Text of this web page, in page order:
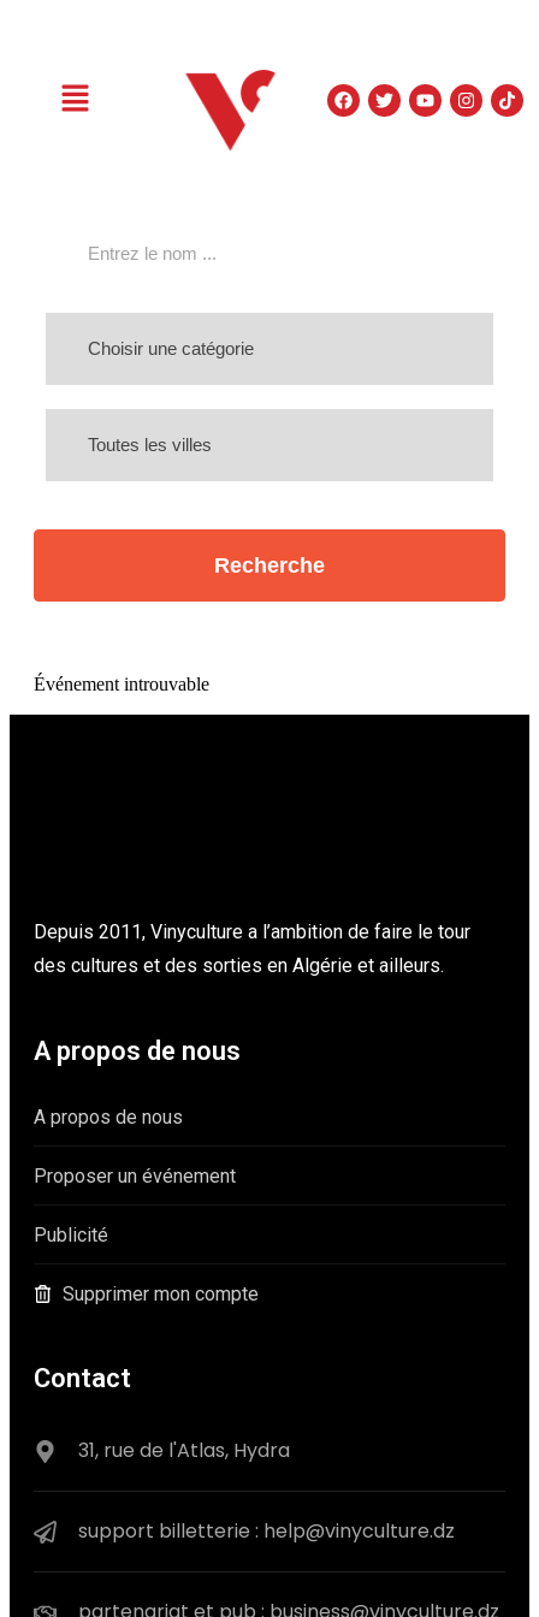
Événement introuvable
Depuis 2011, Vinyculture a l’ambition de faire le tour
des cultures et des sorties en Algérie et ailleurs.
A propos de nous
A propos de nous
Proposer un événement
Publicité
Supprimer mon compte
Contact
31, rue de l'Atlas, Hydra
support billetterie : help@vinyculture.dz